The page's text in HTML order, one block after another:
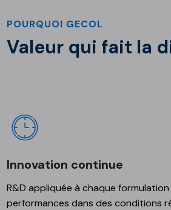
POURQUOI GECOL
Valeur qui fait la
Innovation continue
R&D appliquée à chaque
performances dans des conditions